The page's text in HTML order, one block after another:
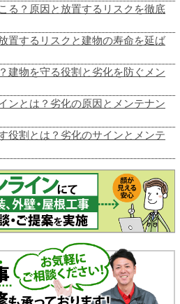
る？原因と放置するリスクを徹底
置するリスクと建物の寿命を延ば
建物を守る役割と劣化を防ぐメン
ンとは？劣化の原因とメンテナン
役割とは？劣化のサインとメンテ